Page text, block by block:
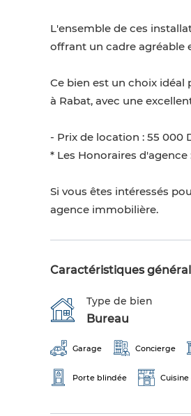
L'ensemble de ces
offrant un cadre agréable
Ce bien est un choix
à Rabat, avec une
- Prix de location : 55 000
* Les Honoraires d'agence
Si vous êtes intéressés
agence immobilière.
Caractéristiques
Type de bien
Bureau
Garage Concierge
Porte blindée